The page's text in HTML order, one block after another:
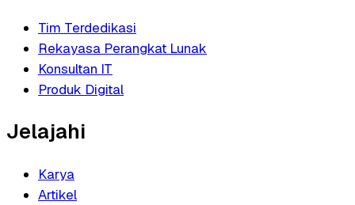
Tim Terdedikasi
Rekayasa Perangkat Lunak
Konsultan IT
Produk Digital
Jelajahi
Karya
Artikel